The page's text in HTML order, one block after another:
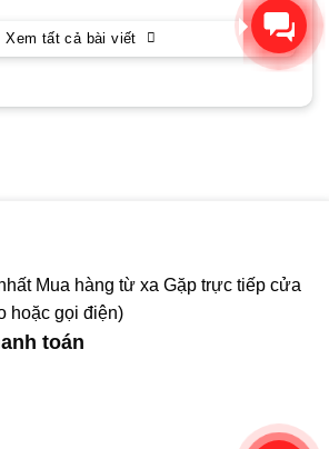
Xem tất cả bài viết
Mua hàng từ xa Gặp trực tiếp cửa
hoặc gọi điện)
toán
gì cho bạn?